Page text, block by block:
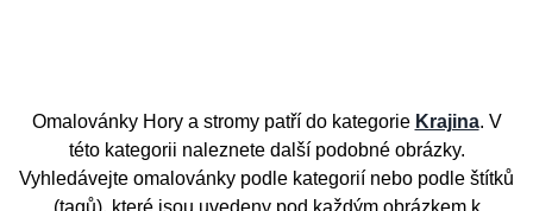
Omalovánky Hory a stromy patří do kategorie Krajina. V
této kategorii naleznete další podobné obrázky.
Vyhledávejte omalovánky podle kategorií nebo podle štítků